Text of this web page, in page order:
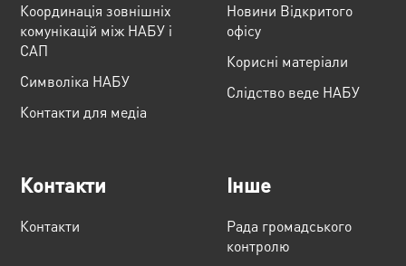
Координація зовнішніх
комунікацій між НАБУ і
САП
Cимволіка НАБУ
Контакти для медіа
Новини Відкритого
офісу
Корисні матеріали
Слідство веде НАБУ
Контакти
Контакти
Інше
Рада громадського
контролю